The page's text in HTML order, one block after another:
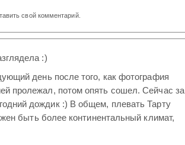
свой комментарий.
:)
день после того, как фотография
пролежал, потом опять сошел. Сейчас за
дождик :) В общем, плевать Тарту
быть более континентальный климат,